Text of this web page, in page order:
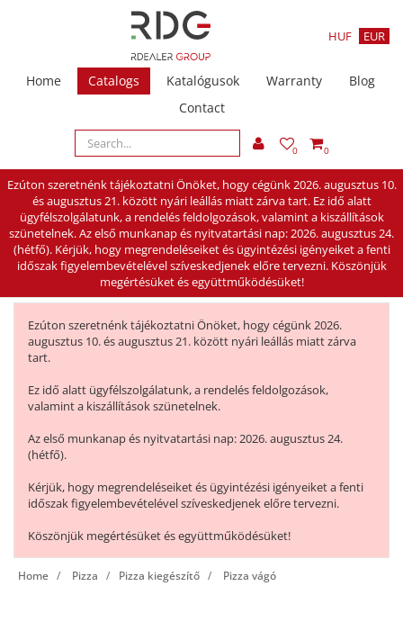
HUF EUR
Home Catalogs Katalógusok Warranty
Blog
Contact
0 0
Ezúton szeretnénk tájékoztatni Önöket, hogy cégünk 2026. augusztus 10.
és augusztus 21. között nyári leállás miatt zárva tart. Ez idő alatt
ügyfélszolgálatunk, a rendelés feldolgozások, valamint a kiszállítások
szünetelnek. Az első munkanap és nyitvatartási nap: 2026. augusztus 24.
(hétfő). Kérjük, hogy megrendeléseiket és ügyintézési igényeiket a fenti
időszak figyelembevételével szíveskedjenek előre tervezni. Köszönjük
megértésüket és együttműködésüket!
Ezúton szeretnénk tájékoztatni Önöket, hogy cégünk 2026.
augusztus 10. és augusztus 21. között nyári leállás miatt zárva
tart.
Ez idő alatt ügyfélszolgálatunk, a rendelés feldolgozások,
valamint a kiszállítások szünetelnek.
Az első munkanap és nyitvatartási nap: 2026. augusztus 24.
(hétfő).
Kérjük, hogy megrendeléseiket és ügyintézési igényeiket a fenti
időszak figyelembevételével szíveskedjenek előre tervezni.
Köszönjük megértésüket és együttműködésüket!
Home Pizza Pizza kiegészítő Pizza vágó